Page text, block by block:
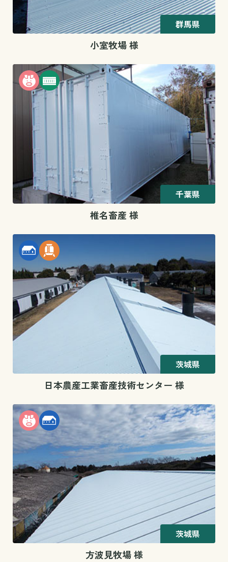
群馬県
小室牧場 様
千葉県
椎名畜産 様
茨城県
日本農産工業畜産技術センター 様
茨城県
方波見牧場 様